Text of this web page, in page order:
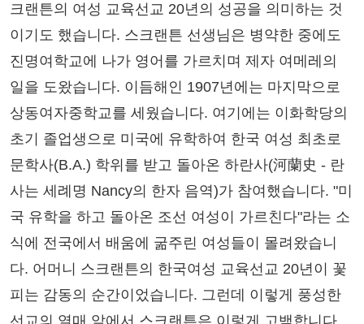
크랜튼의 여성 교육선교 20년의 성공을 의미하는 것
이기도 했습니다. 스크랜튼 선생님은 병약한 중에도
진명여학교에 나가 영어를 가르치며 제자 여메레의
일을 도왔습니다. 이듬해인 1907년에는 마지막으로
상동여자중학교를 세웠습니다. 여기에는 이화학당의
초기 졸업생으로 미국에 유학하여 한국 여성 최초로
문학사(B.A.) 학위를 받고 돌아온 하란사(河蘭史 - 란
사는 세례명 Nancy의 한자 음역)가 참여했습니다. "미
국 유학을 하고 돌아온 조선 여성이 가르친다"라는 소
식에 전국에서 배움에 굶주린 여성들이 몰려왔습니
다. 어머니 스크랜튼의 한국여성 교육선교 20년이 꽃
피는 감동의 순간이었습니다. 그런데 이렇게 풍성한